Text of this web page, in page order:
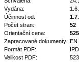
Vydána:
Účinnost od:
Počet stran:
52
Orientační cena:
Zapracované dokumenty:
Formát PDF:
Velikost PDF: